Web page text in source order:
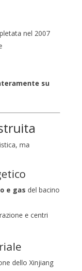
nel 2007
su
ma
e gas del bacino
e centri
dello Xinjiang